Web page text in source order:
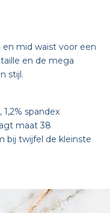
mid waist voor een
en de mega
stijl.
spandex
maat 38
bij twijfel de kleinste